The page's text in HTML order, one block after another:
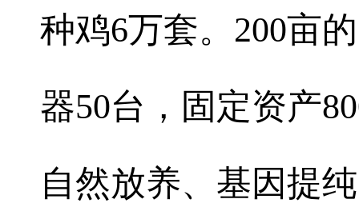
种鸡6万套。200亩
器50台，固定资产
自然放养、基因提